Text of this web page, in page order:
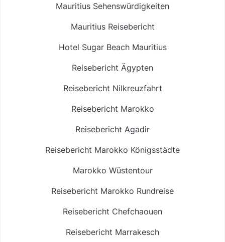
Mauritius Sehenswürdigkeiten
Mauritius Reisebericht
Hotel Sugar Beach Mauritius
Reisebericht Ägypten
Reisebericht Nilkreuzfahrt
Reisebericht Marokko
Reisebericht Agadir
Reisebericht Marokko Königsstädte
Marokko Wüstentour
Reisebericht Marokko Rundreise
Reisebericht Chefchaouen
Reisebericht Marrakesch